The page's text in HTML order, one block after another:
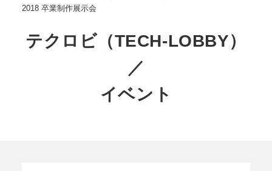
2018 卒業制作展示会
テクロビ（TECH-LOBBY）
／
イベント